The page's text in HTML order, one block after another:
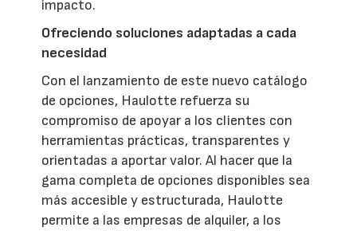
impacto.
Ofreciendo soluciones adaptadas a cada
necesidad
Con el lanzamiento de este nuevo catálogo
de opciones, Haulotte refuerza su
compromiso de apoyar a los clientes con
herramientas prácticas, transparentes y
orientadas a aportar valor. Al hacer que la
gama completa de opciones disponibles sea
más accesible y estructurada, Haulotte
permite a las empresas de alquiler, a los